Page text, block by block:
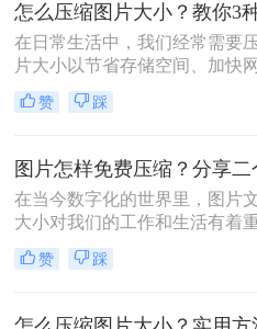
在日常生活中，我们经常需要
片大小以节省存储空间、加快
载速度或方便文件传输。那么怎
缩图片大小呢？本文将介绍三种
片压缩。
赞 踩
在当今数字化的世界里，图片
大小对我们的工作和生活有着
响。无论是为了加速网页加载速
满足社交媒体平台的上传要求，
费压缩是一项不可或缺的技能。
赞 踩